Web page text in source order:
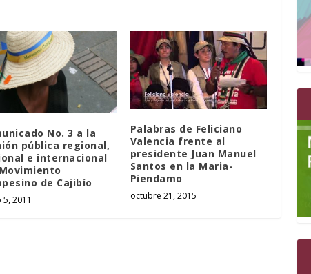
No. 3 a la
pública regional,
e internacional
de Cajibío
2011
Palabras de Feliciano
Valencia frente al
presidente Juan Manuel
Santos en la Maria-
Piendamo
octubre 21, 2015